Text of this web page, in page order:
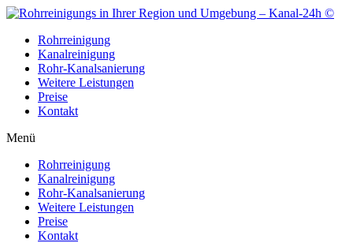
Zum
wechselnRohrreinigung
Kanalreinigung
Rohr-Kanalsanierung
Weitere Leistungen
Preise
Kontakt
Menü
Rohrreinigung
Kanalreinigung
Rohr-Kanalsanierung
Weitere Leistungen
Preise
Kontakt